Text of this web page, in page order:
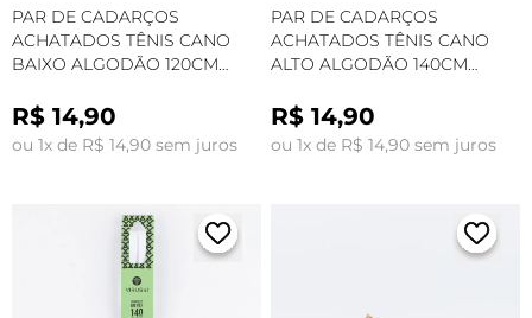
PAR DE CADARÇOS
ACHATADOS TÊNIS CANO
BAIXO ALGODÃO 120CM
R$ 14,90
ou 1x de R$ 14,90 sem juros
PAR DE CADARÇOS
ACHATADOS TÊNIS CANO
ALTO ALGODÃO 140CM
R$ 14,90
ou 1x de R$ 14,90 sem juros